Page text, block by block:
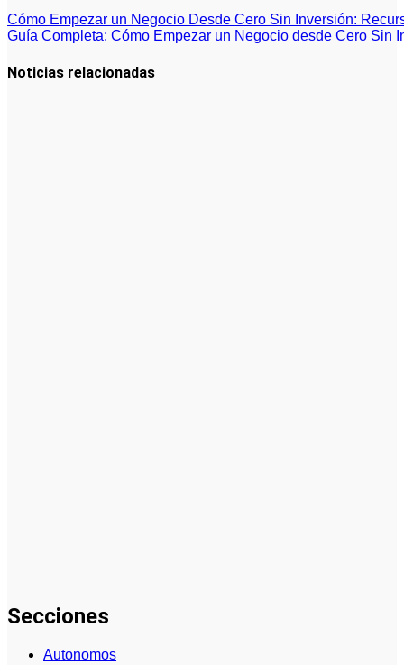
Navegación
de
entradas
Cómo Empezar un Negocio Desde Cero Sin Inversión:
Guía Completa: Cómo Empezar un Negocio desde Cero Sin
Noticias relacionadas
Secciones
Autonomos